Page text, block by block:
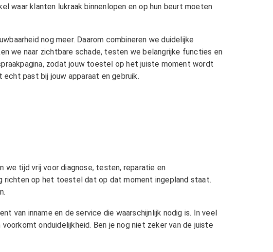
waar klanten lukraak binnenlopen en op hun beurt moeten
nog meer. Daarom combineren we duidelijke
we naar zichtbare schade, testen we belangrijke functies en
zodat jouw toestel op het juiste moment wordt
echt past bij jouw apparaat en gebruik.
we tijd vrij voor diagnose, testen, reparatie en
richten op het toestel dat op dat moment ingepland staat.
van inname en de service die waarschijnlijk nodig is. In veel
onduidelijkheid. Ben je nog niet zeker van de juiste